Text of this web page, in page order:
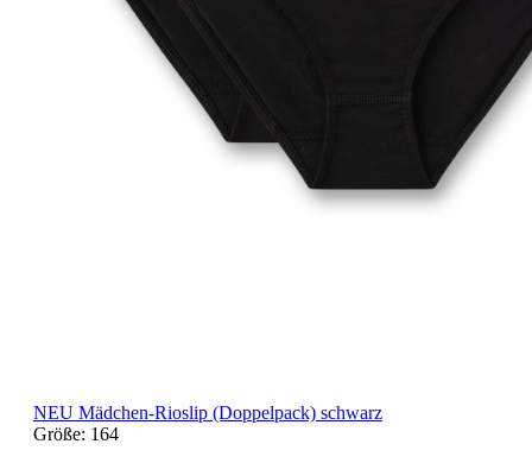
NEU Mädchen-Rioslip (Doppelpack) schwarz
Größe: 164